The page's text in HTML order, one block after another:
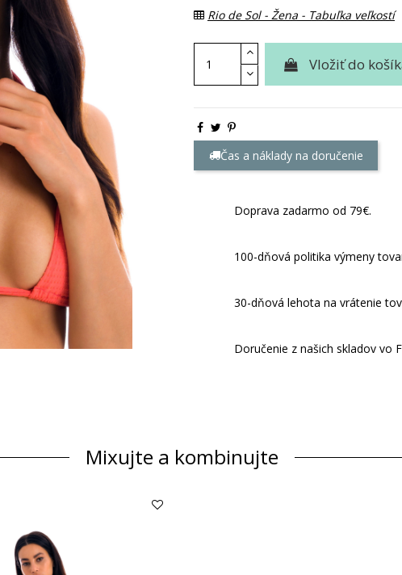
Rio de Sol - Žena - Tabuľka veľkostí
Vložiť do
Čas a náklady na doručenie
Doprava zadarmo od 79€.
100-dňová politika výmeny
30-dňová lehota na vrátenie
Doručenie z našich skladov vo
Mixujte a kombinujte